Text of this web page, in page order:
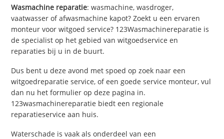
Wasmachine reparatie: wasmachine, wasdroger,
vaatwasser of afwasmachine kapot? Zoekt u een ervaren
monteur voor witgoed service? 123Wasmachinereparatie is
de specialist op het gebied van witgoedservice en
reparaties bij u in de buurt.
Dus bent u deze avond met spoed op zoek naar een
witgoedreparatie service, of een goede service monteur, vul
dan nu het formulier op deze pagina in.
123wasmachinereparatie biedt een regionale
reparatieservice aan huis.
Waterschade is vaak als onderdeel van een